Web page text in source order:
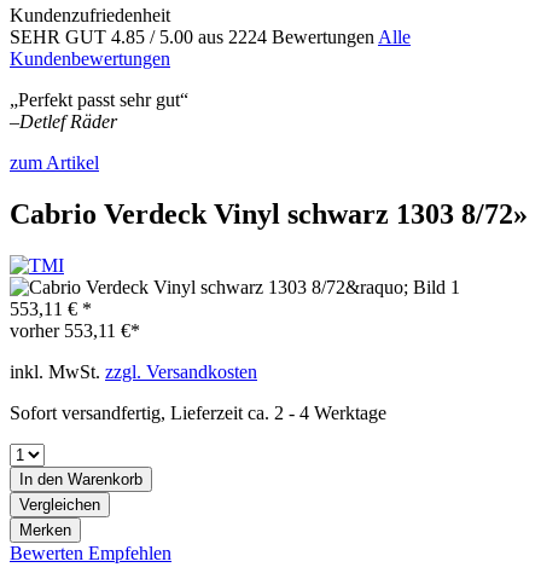
Kundenzufriedenheit
SEHR GUT 4.85 / 5.00 aus 2224 Bewertungen Alle
Kundenbewertungen
„Perfekt passt sehr gut“
–Detlef Räder
zum Artikel
Cabrio Verdeck Vinyl schwarz 1303 8/72»
553,11 € *
vorher 553,11 €*
inkl. MwSt. zzgl. Versandkosten
Sofort versandfertig, Lieferzeit ca. 2 - 4 Werktage
In den Warenkorb
Vergleichen
Merken
Bewerten Empfehlen